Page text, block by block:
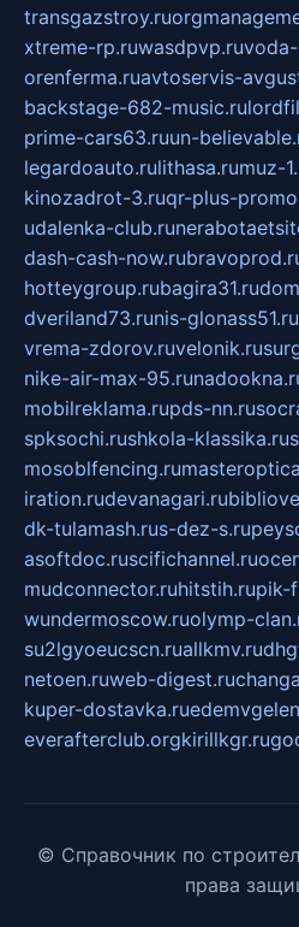
transgazstroy.ru
xtreme-rp.ruwasdpvp.ru
orenferma.ruavtoservis-
backstage-682-music.ru
prime-cars63.ruun-
legardoauto.rulithasa.rumuz-
kinozadrot-3.ruqr-plus-
udalenka-club.ru
dash-cash-now.ru
hotteygroup.rubagira31.ru
dveriland73.runis-glonass51.ru
vrema-zdorov.ruvelonik.ru
nike-air-max-95.ru
mobilreklama.rupds-nn.ru
spksochi.rushkola-klassika.ru
mosoblfencing.ru
iration.rudevanagari.ru
dk-tulamash.rus-dez-s.ru
asoftdoc.ruscifichannel.ru
mudconnector.ruhitstih.rupik-
wundermoscow.ruolymp-
su2lgyoeucscn.ruallkmv.ru
netoen.ruweb-digest.ru
kuper-dostavka.ru
everafterclub.orgkirillkgr.ru
© Справочник по
права